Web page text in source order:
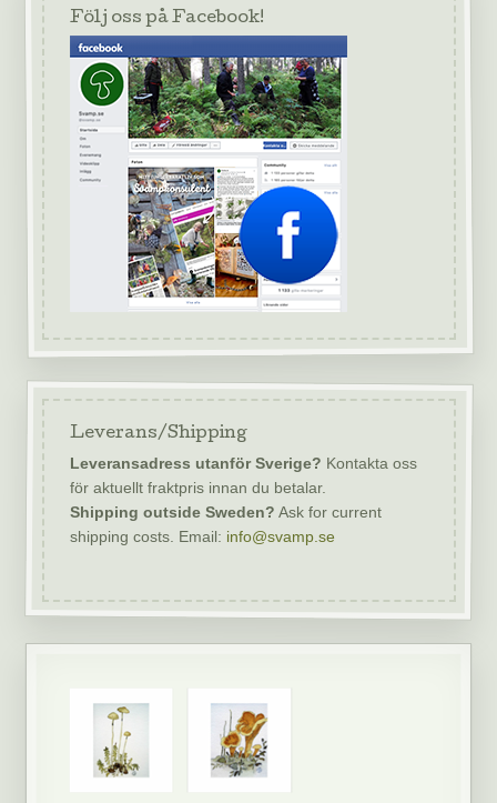
Följ oss på Facebook!
Leverans/Shipping
Leveransadress utanför Sverige? Kontakta oss
för aktuellt fraktpris innan du betalar.
Shipping outside Sweden? Ask for current
shipping costs. Email: info@svamp.se